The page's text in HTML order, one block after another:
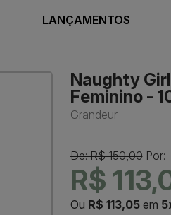
LANÇAMENTOS
Naughty
Feminino -
Grandeur
De: R$ 150,00Por:
R$
Ou R$ 113,05em